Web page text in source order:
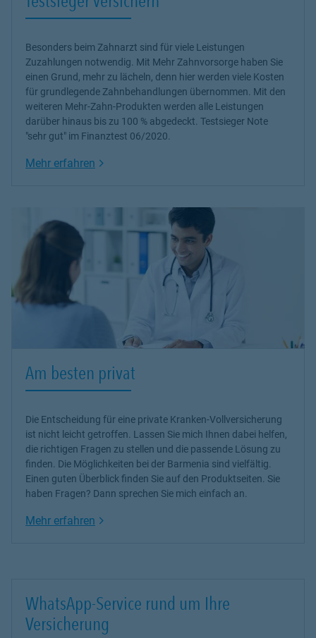
Besonders beim Zahnarzt sind für viele Leistungen
Zuzahlungen notwendig. Mit Mehr Zahnvorsorge haben Sie
einen Grund, mehr zu lächeln, denn hier werden viele Kosten
für grundlegende Zahnbehandlungen übernommen. Mit den
weiteren Mehr-Zahn-Produkten werden alle Leistungen
darüber hinaus bis zu 100 % abgedeckt. Testsieger Note
"sehr gut" im Finanztest 06/2020.
Mehr erfahren Link Opens in New Tab
Am besten privat
Die Entscheidung für eine private Kranken-Vollversicherung
ist nicht leicht getroffen. Lassen Sie mich Ihnen dabei helfen,
die richtigen Fragen zu stellen und die passende Lösung zu
finden. Die Möglichkeiten bei der Barmenia sind vielfältig.
Einen guten Überblick finden Sie auf den Produktseiten. Sie
haben Fragen? Dann sprechen Sie mich einfach an.
Mehr erfahren Link Opens in New Tab
WhatsApp-Service rund um Ihre
Versicherung